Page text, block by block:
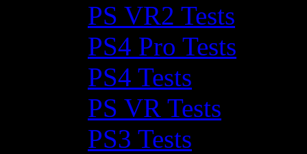
PS VR2 Tests
PS4 Pro Tests
PS4 Tests
PS VR Tests
PS3 Tests